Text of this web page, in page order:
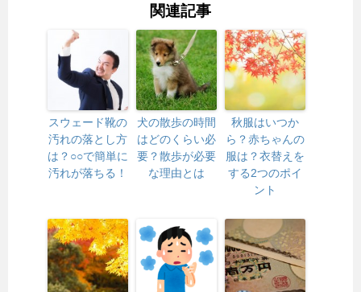
関連記事
スウェード靴の
汚れの落とし方
は？○○で簡単に
汚れが落ちる！
犬の散歩の時間
はどのくらい必
要？散歩が必要
な理由とは
秋服はいつか
ら？赤ちゃんの
服は？衣替えを
する2つのポイ
ント